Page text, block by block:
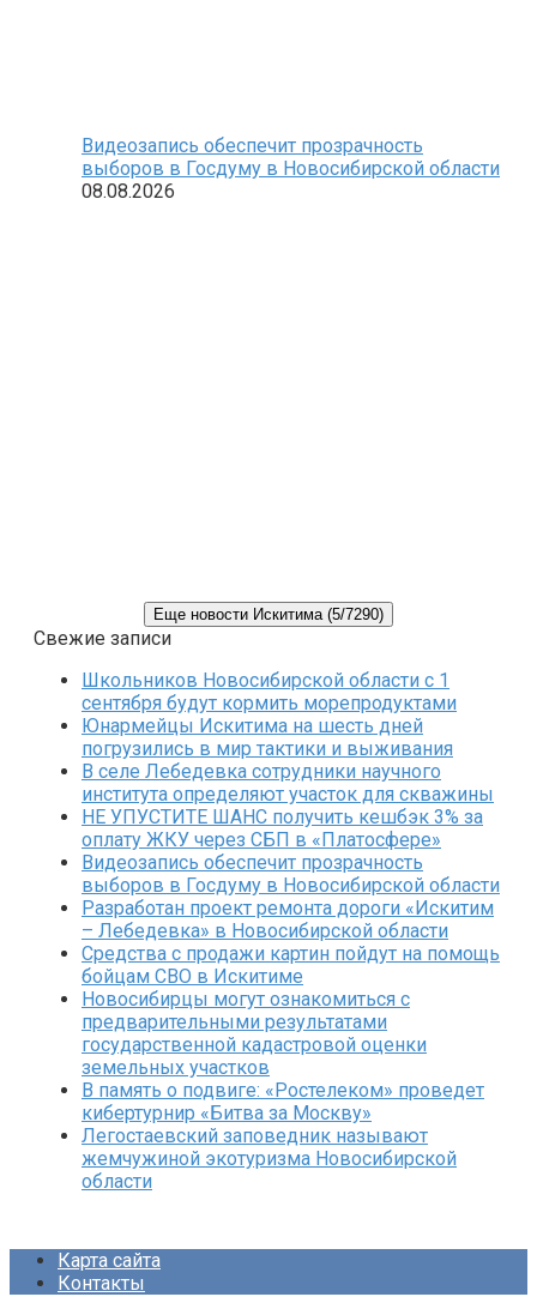
Видеозапись обеспечит прозрачность
выборов в Госдуму в Новосибирской области
08.08.2026
Еще новости Искитима (5/7290)
Свежие записи
Школьников Новосибирской области с 1
сентября будут кормить морепродуктами
Юнармейцы Искитима на шесть дней
погрузились в мир тактики и выживания
В селе Лебедевка сотрудники научного
института определяют участок для скважины
НЕ УПУСТИТЕ ШАНС получить кешбэк 3% за
оплату ЖКУ через СБП в «Платосфере»
Видеозапись обеспечит прозрачность
выборов в Госдуму в Новосибирской области
Разработан проект ремонта дороги «Искитим
– Лебедевка» в Новосибирской области
Средства с продажи картин пойдут на помощь
бойцам СВО в Искитиме
Новосибирцы могут ознакомиться с
предварительными результатами
государственной кадастровой оценки
земельных участков
В память о подвиге: «Ростелеком» проведет
кибертурнир «Битва за Москву»
Легостаевский заповедник называют
жемчужиной экотуризма Новосибирской
области
Карта сайта
Контакты